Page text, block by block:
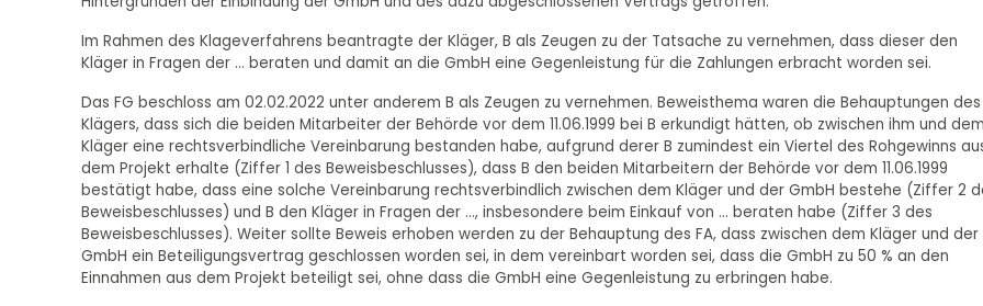
Im Rahmen des Klageverfahrens beantragte der Kläger, B als Zeugen zu der Tatsache zu vernehmen, dass dieser den
Kläger in Fragen der ... beraten und damit an die GmbH eine Gegenleistung für die Zahlungen erbracht worden sei.
Das FG beschloss am 02.02.2022 unter anderem B als Zeugen zu vernehmen. Beweisthema waren die Behauptungen des
Klägers, dass sich die beiden Mitarbeiter der Behörde vor dem 11.06.1999 bei B erkundigt hätten, ob zwischen ihm und dem
Kläger eine rechtsverbindliche Vereinbarung bestanden habe, aufgrund derer B zumindest ein Viertel des Rohgewinns
dem Projekt erhalte (Ziffer 1 des Beweisbeschlusses), dass B den beiden Mitarbeitern der Behörde vor dem 11.06.1999
bestätigt habe, dass eine solche Vereinbarung rechtsverbindlich zwischen dem Kläger und der GmbH bestehe (Ziffer 2
Beweisbeschlusses) und B den Kläger in Fragen der ..., insbesondere beim Einkauf von ... beraten habe (Ziffer 3 des
Beweisbeschlusses). Weiter sollte Beweis erhoben werden zu der Behauptung des FA, dass zwischen dem Kläger und der
GmbH ein Beteiligungsvertrag geschlossen worden sei, in dem vereinbart worden sei, dass die GmbH zu 50 % an den
Einnahmen aus dem Projekt beteiligt sei, ohne dass die GmbH eine Gegenleistung zu erbringen habe.